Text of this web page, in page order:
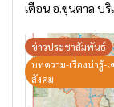
เตือน อ.ขุนตาล บ
– เตรียมการอพยพ
ข่าวประชาสัมพันธ์
บทความ-เรื่องน่ารู้-
สังคม